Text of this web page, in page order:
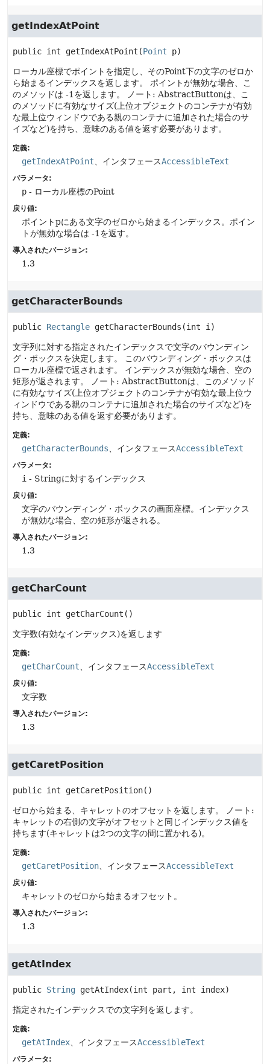
getIndexAtPoint
public int getIndexAtPoint (Point p)
ローカル座標でポイントを指定し、そのPoint下の文字のゼロか
ら始まるインデックスを返します。
ポイントが無効な場合、こ
のメソッドは -1を返します。
ノート: AbstractButtonは、こ
のメソッドに有効なサイズ(上位オブジェクトのコンテナが有効
な最上位ウィンドウである親のコンテナに追加された場合のサ
イズなど)を持ち、意味のある値を返す必要があります。
定義:
getIndexAtPoint 、インタフェースAccessibleText
パラメータ:
p - ローカル座標のPoint
戻り値:
ポイントpにある文字のゼロから始まるインデックス。ポイン
トが無効な場合は -1を返す。
導入されたバージョン:
1.3
getCharacterBounds
public Rectangle getCharacterBounds (int i)
文字列に対する指定されたインデックスで文字のバウンディン
グ・ボックスを決定します。
このバウンディング・ボックスは
ローカル座標で返されます。
インデックスが無効な場合、空の
矩形が返されます。
ノート: AbstractButtonは、このメソッド
に有効なサイズ(上位オブジェクトのコンテナが有効な最上位ウ
ィンドウである親のコンテナに追加された場合のサイズなど)を
持ち、意味のある値を返す必要があります。
定義:
getCharacterBounds 、インタフェースAccessibleText
パラメータ:
i - Stringに対するインデックス
戻り値:
文字のバウンディング・ボックスの画面座標。インデックス
が無効な場合、空の矩形が返される。
導入されたバージョン:
1.3
getCharCount
public int getCharCount ()
文字数(有効なインデックス)を返します
定義:
getCharCount 、インタフェースAccessibleText
戻り値:
文字数
導入されたバージョン:
1.3
getCaretPosition
public int getCaretPosition()
ゼロから始まる、キャレットのオフセットを返します。
ノート:
キャレットの右側の文字がオフセットと同じインデックス値を
持ちます(キャレットは2つの文字の間に置かれる)。
定義:
getCaretPosition 、インタフェースAccessibleText
戻り値:
キャレットのゼロから始まるオフセット。
導入されたバージョン:
1.3
getAtIndex
public String getAtIndex(int part, int index)
指定されたインデックスでの文字列を返します。
定義:
getAtIndex 、インタフェースAccessibleText
パラメータ: